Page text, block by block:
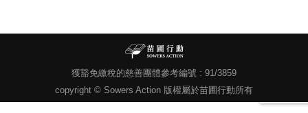
獲豁免繳稅的慈善團體參考編號 : 91/3859
copyright © Sowers Action 版權屬於苗圃行動所有